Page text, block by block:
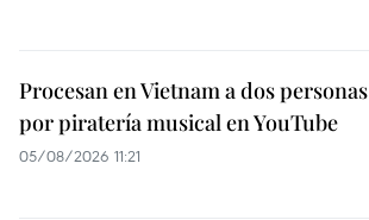
Procesan en Vietnam a dos personas
por piratería musical en YouTube
05/08/2026 11:21